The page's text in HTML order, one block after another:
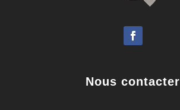
Nous contacter